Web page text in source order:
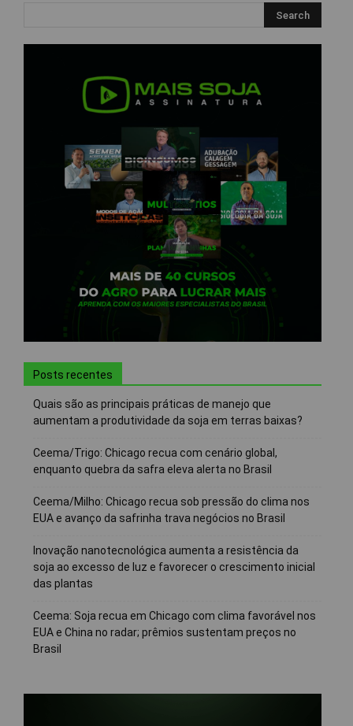
Posts recentes
Quais são as principais práticas de manejo que
aumentam a produtividade da soja em terras baixas?
Ceema/Trigo: Chicago recua com cenário global,
enquanto quebra da safra eleva alerta no Brasil
Ceema/Milho: Chicago recua sob pressão do clima nos
EUA e avanço da safrinha trava negócios no Brasil
Inovação nanotecnológica aumenta a resistência da
soja ao excesso de luz e favorecer o crescimento inicial
das plantas
Ceema: Soja recua em Chicago com clima favorável nos
EUA e China no radar; prêmios sustentam preços no
Brasil